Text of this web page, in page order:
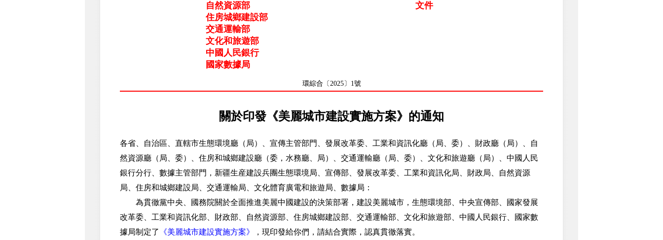
自然資源部
住房城鄉建設部
交通運輸部
文化和旅遊部
中國人民銀行
國家數據局
文件
環綜合〔2025〕1號
關於印發《美麗城市建設實施方案》的通知
各省、自治區、直轄市生態環境廳（局）、宣傳主管部門、發展改革委、工業和資訊化廳（局、委）、財政廳（局）、自
然資源廳（局、委）、住房和城鄉建設廳（委，水務廳、局）、交通運輸廳（局、委）、文化和旅遊廳（局）、中國人民
銀行分行、數據主管部門，新疆生産建設兵團生態環境局、宣傳部、發展改革委、工業和資訊化局、財政局、自然資源
局、住房和城鄉建設局、交通運輸局、文化體育廣電和旅遊局、數據局：
為貫徹黨中央、國務院關於全面推進美麗中國建設的決策部署，建設美麗城市，生態環境部、中央宣傳部、國家發展
改革委、工業和資訊化部、財政部、自然資源部、住房城鄉建設部、交通運輸部、文化和旅遊部、中國人民銀行、國家數
據局制定了
《美麗城市建設實施方案》
，現印發給你們，請結合實際，認真貫徹落實。